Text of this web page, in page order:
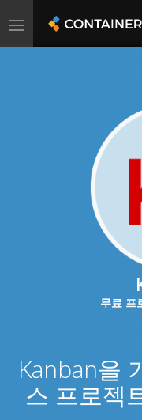
Toggle
무료 프
Kanban을
스 프로젝